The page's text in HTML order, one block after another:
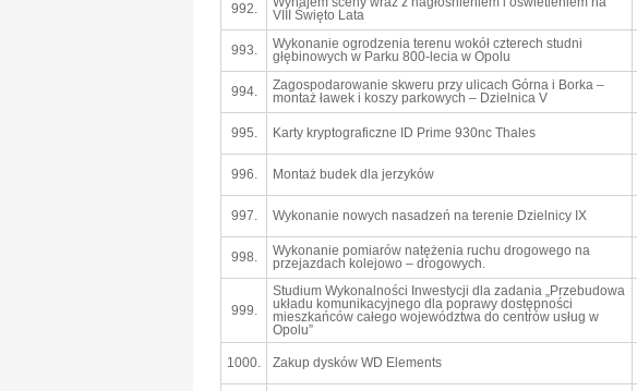
992.
VIII Święto Lata
993.
Wykonanie ogrodzenia terenu wokół czterech studni
głębinowych w Parku 800-lecia w Opolu
994.
Zagospodarowanie skweru przy ulicach Górna i Borka –
montaż ławek i koszy parkowych – Dzielnica V
995. Karty kryptograficzne ID Prime 930nc Thales
996. Montaż budek dla jerzyków
997. Wykonanie nowych nasadzeń na terenie Dzielnicy IX
998.
Wykonanie pomiarów natężenia ruchu drogowego na
przejazdach kolejowo – drogowych.
999.
Studium Wykonalności Inwestycji dla zadania „Przebudowa
układu komunikacyjnego dla poprawy dostępności
mieszkańców całego województwa do centrów usług w
Opolu”
1000. Zakup dysków WD Elements